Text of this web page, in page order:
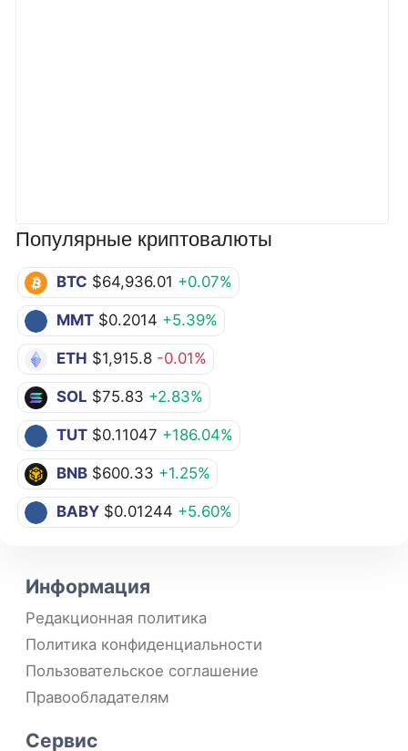
Популярные криптовалюты
BTC $64,936.01 +0.07%
MMT $0.2014 +5.39%
ETH $1,915.8 -0.01%
SOL $75.83 +2.83%
TUT $0.11047 +186.04%
BNB $600.33 +1.25%
BABY $0.01244 +5.60%
Информация
Редакционная политика
Политика конфиденциальности
Пользовательское соглашение
Правообладателям
Сервис